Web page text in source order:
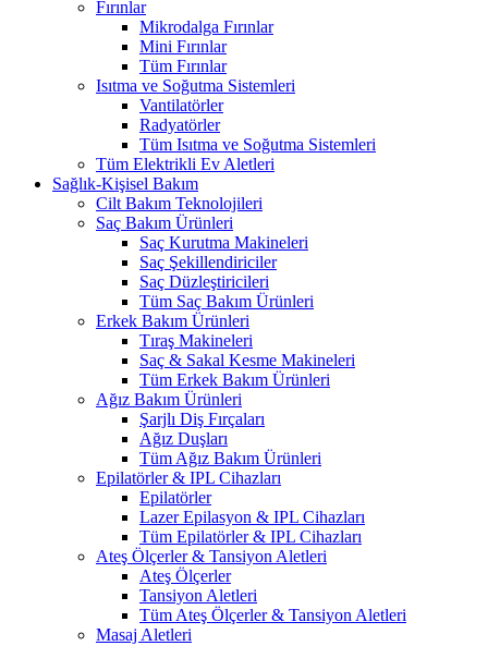
Fırınlar
Mikrodalga Fırınlar
Mini Fırınlar
Tüm Fırınlar
Isıtma ve Soğutma Sistemleri
Vantilatörler
Radyatörler
Tüm Isıtma ve Soğutma Sistemleri
Tüm Elektrikli Ev Aletleri
Sağlık-Kişisel Bakım
Cilt Bakım Teknolojileri
Saç Bakım Ürünleri
Saç Kurutma Makineleri
Saç Şekillendiriciler
Saç Düzleştiricileri
Tüm Saç Bakım Ürünleri
Erkek Bakım Ürünleri
Tıraş Makineleri
Saç & Sakal Kesme Makineleri
Tüm Erkek Bakım Ürünleri
Ağız Bakım Ürünleri
Şarjlı Diş Fırçaları
Ağız Duşları
Tüm Ağız Bakım Ürünleri
Epilatörler & IPL Cihazları
Epilatörler
Lazer Epilasyon & IPL Cihazları
Tüm Epilatörler & IPL Cihazları
Ateş Ölçerler & Tansiyon Aletleri
Ateş Ölçerler
Tansiyon Aletleri
Tüm Ateş Ölçerler & Tansiyon Aletleri
Masaj Aletleri